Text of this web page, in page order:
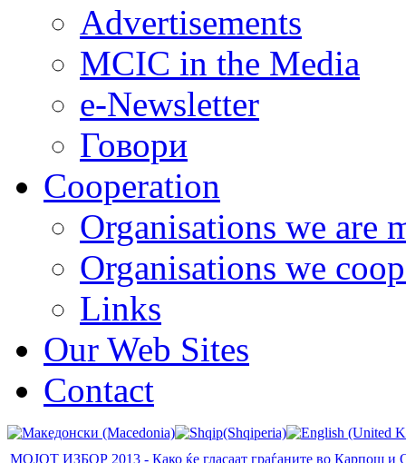
Advertisements
MCIC in the Media
e-Newsletter
Говори
Cooperation
Organisations we are
Organisations we
Links
Our Web Sites
Contact
МОЈОТ ИЗБОР 2013 - Како ќе гласаат граѓаните во Карпош и